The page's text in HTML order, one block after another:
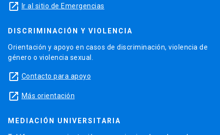
launch Ir al sitio de Emergencias
DISCRIMINACIÓN Y VIOLENCIA
Orientación y apoyo en casos de discriminación, violencia de
género o violencia sexual.
launch Contacto para apoyo
launch Más orientación
MEDIACIÓN UNIVERSITARIA